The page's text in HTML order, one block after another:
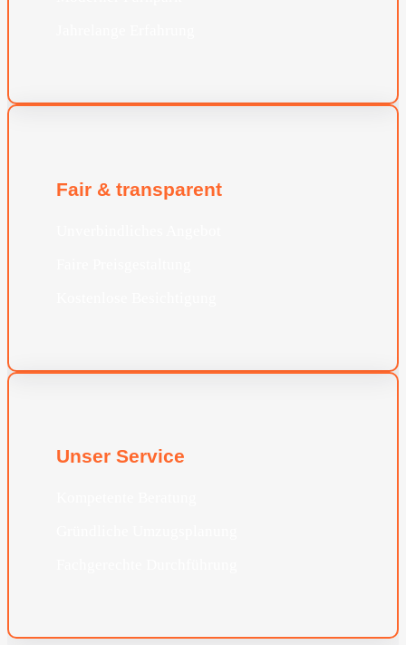
Fair & transparent
Unser Service